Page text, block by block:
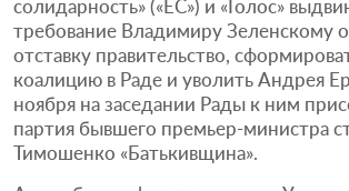
солидарность» («ЕС») и «Голос»
требование Владимиру Зеленскому
отставку правительство,
коалицию в Раде и уволить Андрея
ноября на заседании Рады к ним
партия бывшего премьер-министра
Тимошенко «Батькивщина».